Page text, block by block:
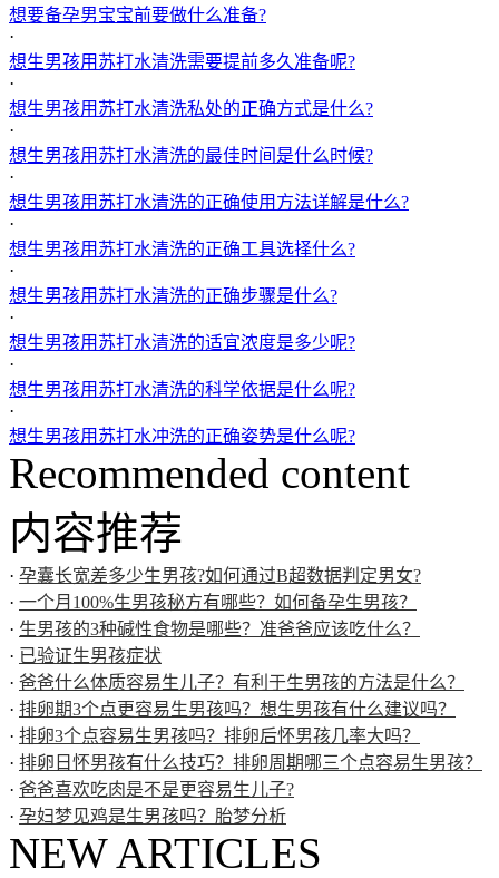
想要备孕男宝宝前要做什么准备?
·
想生男孩用苏打水清洗需要提前多久准备呢?
·
想生男孩用苏打水清洗私处的正确方式是什么?
·
想生男孩用苏打水清洗的最佳时间是什么时候?
·
想生男孩用苏打水清洗的正确使用方法详解是什么?
·
想生男孩用苏打水清洗的正确工具选择什么?
·
想生男孩用苏打水清洗的正确步骤是什么?
·
想生男孩用苏打水清洗的适宜浓度是多少呢?
·
想生男孩用苏打水清洗的科学依据是什么呢?
·
想生男孩用苏打水冲洗的正确姿势是什么呢?
Recommended content
内容推荐
· 孕囊长宽差多少生男孩?如何通过B超数据判定男女?
· 一个月100%生男孩秘方有哪些？如何备孕生男孩？
· 生男孩的3种碱性食物是哪些？准爸爸应该吃什么？
· 已验证生男孩症状
· 爸爸什么体质容易生儿子？有利于生男孩的方法是什么？
· 排卵期3个点更容易生男孩吗？想生男孩有什么建议吗？
· 排卵3个点容易生男孩吗？排卵后怀男孩几率大吗？
· 排卵日怀男孩有什么技巧？排卵周期哪三个点容易生男孩？
· 爸爸喜欢吃肉是不是更容易生儿子?
· 孕妇梦见鸡是生男孩吗？胎梦分析
NEW ARTICLES